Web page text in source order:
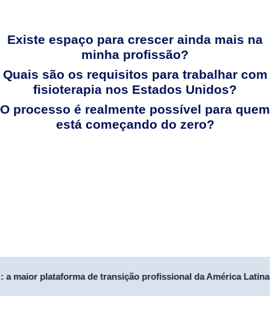
Existe espaço para crescer ainda mais na
minha profissão?
Quais são os requisitos para trabalhar com
fisioterapia nos Estados Unidos?
O processo é realmente possível para quem
está começando do zero?
maior plataforma de transição profissional da América Latina